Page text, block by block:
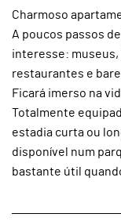
Charmoso
A poucos passos
interesse: museus,
restaurantes e
Ficará imerso na
Totalmente
estadia curta ou
disponível num
bastante útil